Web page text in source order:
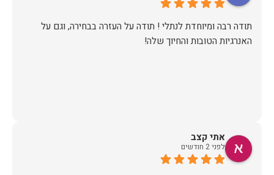
​תודה רבה ומיוחדת לנתלי ! תודה על העזרה בבחירה, וגם על
האנרגיות הטובות והחיוך שלה!
אתי קצב
לפני 2 חודשים